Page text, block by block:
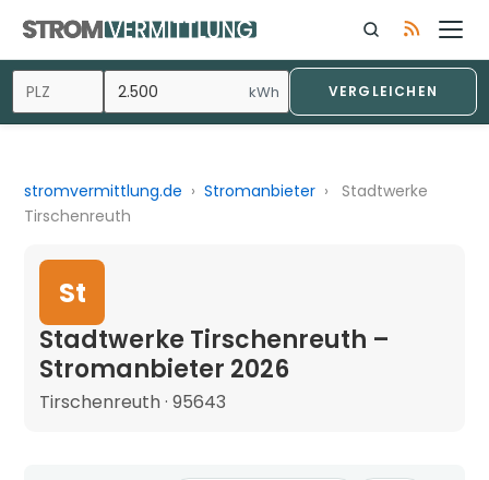
kWh VERGLEICHEN
stromvermittlung.de › Stromanbieter ›
Stadtwerke
Tirschenreuth
St
Stadtwerke Tirschenreuth –
Stromanbieter 2026
Tirschenreuth · 95643